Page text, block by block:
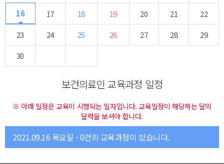
16
17 18 19 20 21
22
23
24 25 26 27 28
29
30
보건의료인 교육과정 일정
※ 아래 일정은 교육이 시행되는 일자입니다. 교육일정이 해당하는 달의
달력을 보셔야 합니다.
2021.09.16 목요일 - 0건의 교육과정이 있습니다.